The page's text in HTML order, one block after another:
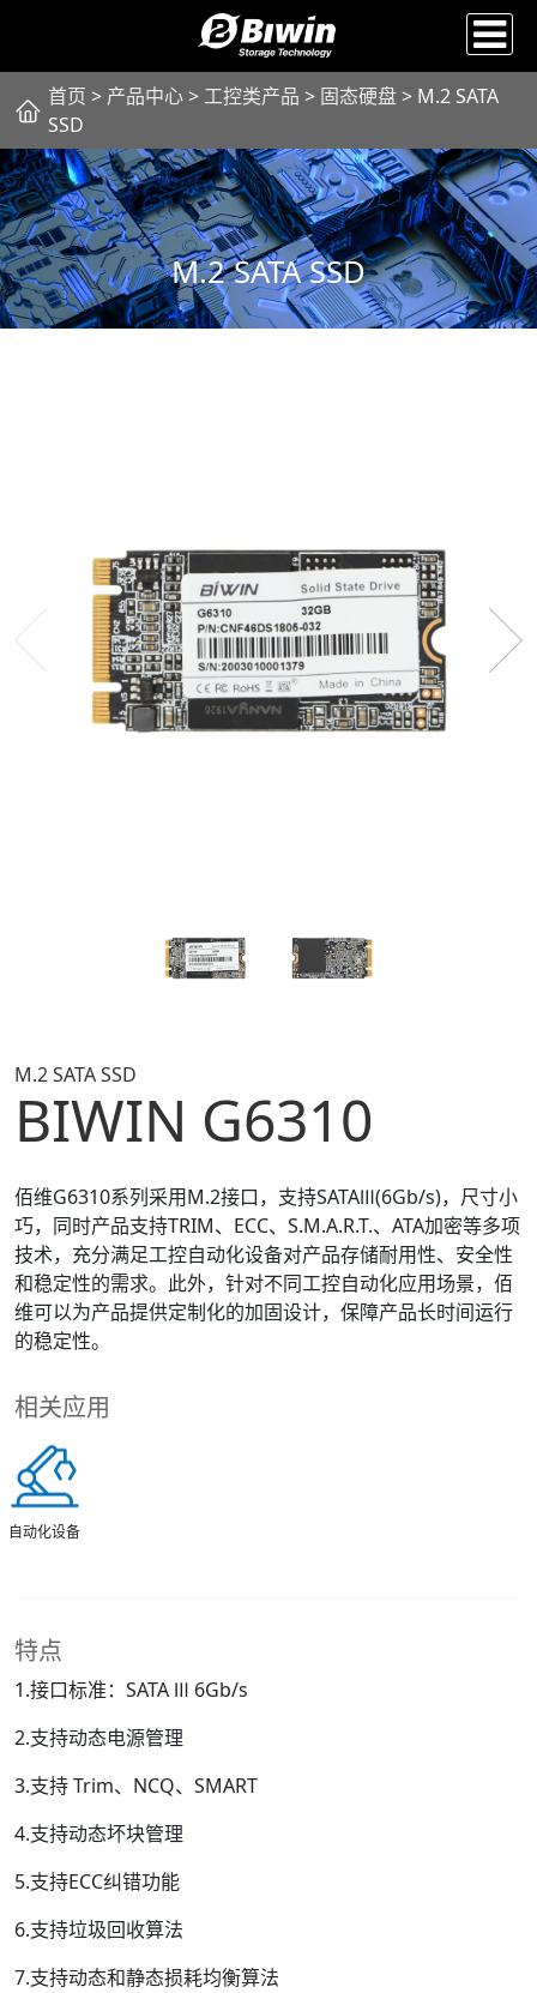
首页 > 产品中心> 工控类产品 > 固态硬盘> M.2 SATA
SSD
M.2 SATA SSD
M.2 SATA SSD
BIWIN G6310
佰维G6310系列采用M.2接口，支持SATAⅢ(6Gb/s)，尺寸小
巧，同时产品支持TRIM、ECC、S.M.A.R.T.、ATA加密等多项
技术，充分满足工控自动化设备对产品存储耐用性、安全性
和稳定性的需求。此外，针对不同工控自动化应用场景，佰
维可以为产品提供定制化的加固设计，保障产品长时间运行
的稳定性。
相关应用
自动化设备
特点
1.接口标准：SATA Ⅲ 6Gb/s
2.支持动态电源管理
3.支持 Trim、NCQ、SMART
4.支持动态坏块管理
5.支持ECC纠错功能
6.支持垃圾回收算法
7.支持动态和静态损耗均衡算法